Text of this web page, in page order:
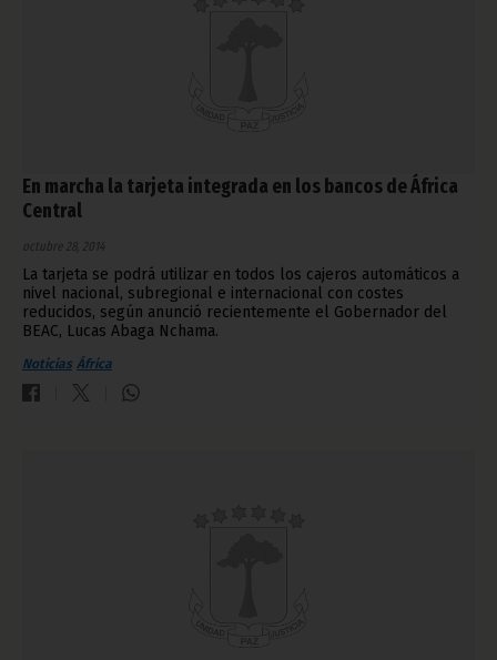
En marcha la tarjeta integrada en los bancos de África
Central
octubre 28, 2014
La tarjeta se podrá utilizar en todos los cajeros automáticos a
nivel nacional, subregional e internacional con costes
reducidos, según anunció recientemente el Gobernador del
BEAC, Lucas Abaga Nchama.
Noticias África